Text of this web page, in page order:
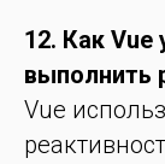
12. Как Vue
выполнить
Vue